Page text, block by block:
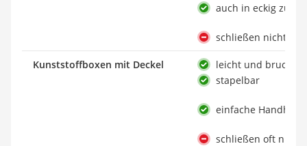
auch in eckig zu
schließen nicht
Kunststoffboxen mit Deckel
leicht und
stapelbar
einfache
schließen oft nicht